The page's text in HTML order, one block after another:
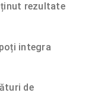
rezultate
integra
de